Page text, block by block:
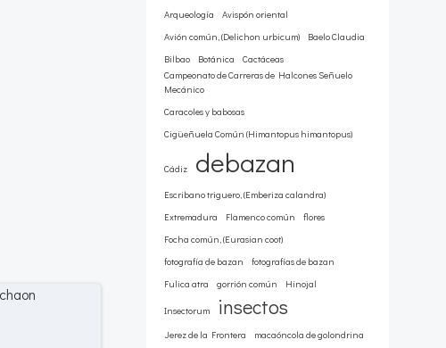
Arqueología
Avispón oriental
Avión común, (Delichon urbicum)
Baelo Claudia
Bilbao
Botánica
Cactáceas
Campeonato de Carreras de Halcones Señuelo
Mecánico
Caracoles y babosas
Cigüeñuela Común (Himantopus himantopus)
Cádiz debazan
Escribano triguero, (Emberiza calandra)
Extremadura
Flamenco común
flores
Focha común, (Eurasian coot)
fotografía de bazan
fotografías de bazan
Fulica atra
gorrión común Hinojal
Insectorum insectos
Jerez de la Frontera
macaóncola de golondrina